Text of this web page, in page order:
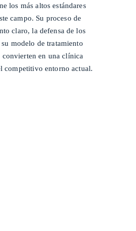
los más altos estándares
campo. Su proceso de
claro, la defensa de los
modelo de tratamiento
en una clínica
competitivo entorno actual.